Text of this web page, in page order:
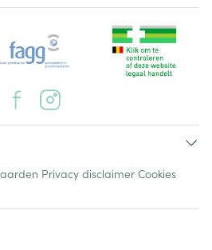
Privacy disclaimer Cookies